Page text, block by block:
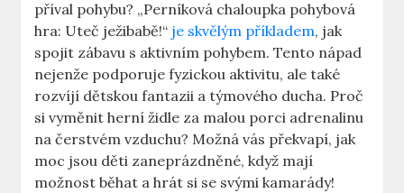
příval pohybu? „Perníková chaloupka pohybová
hra: Uteč ježibabě!“ je skvělým příkladem, jak
spojit zábavu s aktivním pohybem. Tento nápad
nejenže podporuje fyzickou aktivitu, ale také
rozvíjí dětskou fantazii a týmového ducha. Proč
si vyměnit herní židle za malou porci adrenalinu
na čerstvém vzduchu? Možná vás překvapí, jak
moc jsou děti zaneprázdněné, když mají
možnost běhat a hrát si se svými kamarády!